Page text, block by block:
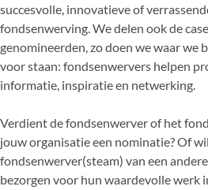
succesvolle, innovatieve of
fondsenwerving. We delen ook de
genomineerden, zo doen we waar we
voor staan: fondsenwervers helpen
informatie, inspiratie en netwerking.
Verdient de fondsenwerver of het
jouw organisatie een nominatie? Of
fondsenwerver(steam) van een
bezorgen voor hun waardevolle werk